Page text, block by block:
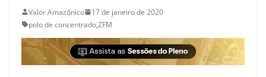
Valor Amazônico
17 de janeiro de 2020
polo de concentrado,ZFM